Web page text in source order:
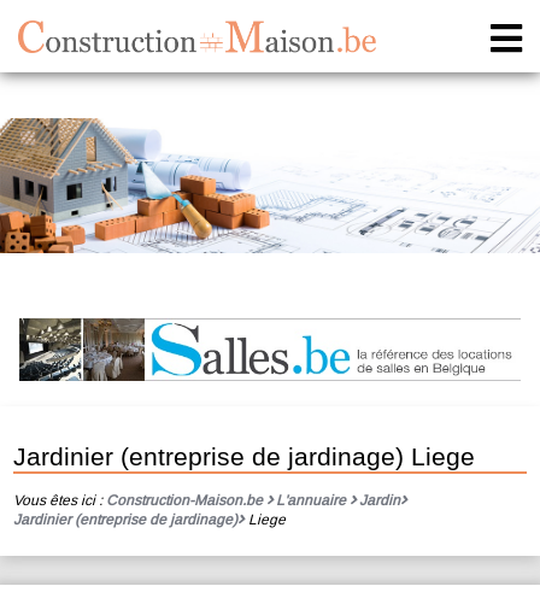
Jardinier (entreprise de jardinage) Liege
Vous êtes ici : Construction-Maison.be L'annuaire
Jardin
Jardinier (entreprise de jardinage)
Liege